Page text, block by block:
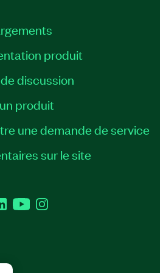
produit
discussion
produit
une demande de service
sur le site
LinkedInYouTubeInstagram